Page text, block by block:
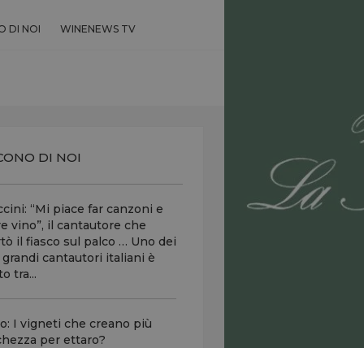
DI NOI WINENEWS TV
DI NOI
“Mi piace far canzoni e
vino”, il cantautore che
il fiasco sul palco … Uno dei
grandi cantautori italiani è
tra...
I vigneti che creano più
per ettaro?